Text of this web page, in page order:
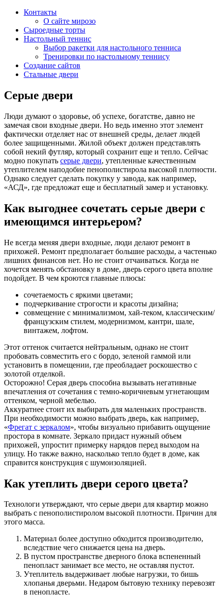
Контакты
О сайте мирозо
Сыроедные торты
Настольный теннис
Выбор ракетки для настольного тенниса
Тренировки по настольному теннису
Создание сайтов
Стальные двери
Серые двери
Люди думают о здоровье, об успехе, богатстве, давно не
замечая свои входные двери. Но ведь именно этот элемент
фактически отделяет нас от внешней среды, делает людей
более защищенными. Жилой объект должен представлять
собой некий футляр, который сохранит еще и тепло. Сейчас
модно покупать серые двери, утепленные качественным
утеплителем наподобие пенополистирола высокой плотности.
Однако следует сделать покупку у завода, как например,
«АСД», где предложат еще и бесплатный замер и установку.
Как выгоднее сочетать серые двери с
имеющимся интерьером?
Не всегда меняя двери входные, люди делают ремонт в
прихожей. Ремонт предполагает большие расходы, а частенько
лишних финансов нет. Но не стоит отчаиваться. Когда не
хочется менять обстановку в доме, дверь серого цвета вполне
подойдет. В чем кроются главные плюсы:
сочетаемость с яркими цветами;
подчеркивание строгости и красоты дизайна;
совмещение с минимализмом, хай-теком, классическим/
французским стилем, модернизмом, кантри, шале,
винтажем, лофтом.
Этот оттенок считается нейтральным, однако не стоит
пробовать совместить его с бордо, зеленой гаммой или
установить в помещении, где преобладает роскошество с
золотой отделкой.
Осторожно! Серая дверь способна вызывать негативные
впечатления от сочетания с темно-коричневым угнетающим
оттенком, черной мебелью.
Аккуратнее стоит их выбирать для маленьких пространств.
При необходимости можно выбрать дверь, как например,
«Фрегат с зеркалом», чтобы визуально прибавить ощущение
простора в комнате. Зеркало придаст нужный объем
прихожей, упростит примерку нарядов перед выходом на
улицу. Но также важно, насколько тепло будет в доме, как
справится конструкция с шумоизоляцией.
Как утеплить двери серого цвета?
Технологи утверждают, что серые двери для квартир можно
выбрать с пенополистиролом высокой плотности. Причин для
этого масса.
Материал более доступно обходится производителю,
вследствие чего снижается цена на дверь.
В пустом пространстве дверного блока вспененный
пенопласт занимает все место, не оставляя пустот.
Утеплитель выдерживает любые нагрузки, то бишь
хлопанья дверьми. Недаром бытовую технику перевозят
в пенопласте.